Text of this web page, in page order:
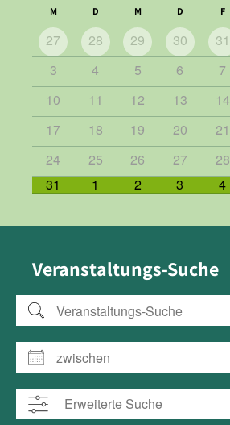
M D M D F
27 28 29 30 31
3
4 5 6 7
10
11 12 13 14
17
18 19 20 21
24
25 26 27 28
31
1 2 3 4
Veranstaltungs-Suche
Veranstaltungs-Suche
zwischen